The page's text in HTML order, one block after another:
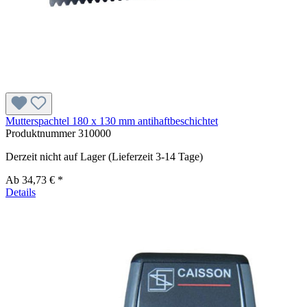
Mutterspachtel 180 x 130 mm antihaftbeschichtet
Produktnummer310000
Derzeit nicht auf Lager (Lieferzeit 3-14 Tage)
Ab 34,73 € *
Details